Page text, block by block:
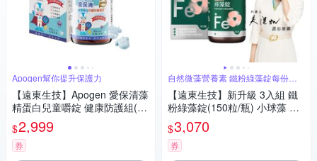
Apogen幫你提升保護力
【遠東生技】Apogen 愛保清藻
精蛋白兒童嚼錠 健康防護組(60
公克/瓶)3入
$2,999
券
自然微藻營養素 鐵粉綠藻錠每份含
鐵3毫克
【遠東生技】新升級 3入組 鐵
粉綠藻錠(150粒/瓶) 小球藻 吳
淡如 真心推薦
$3,070
券